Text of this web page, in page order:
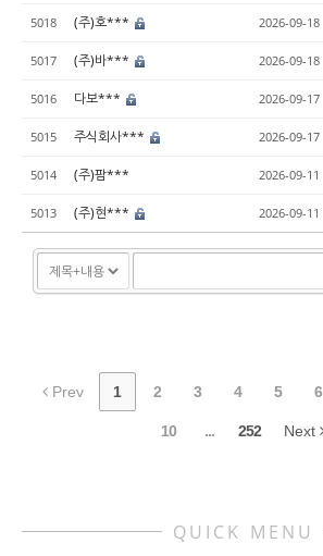
5018 (주)호*** 2026-09-18
5017 (주)바*** 2026-09-18
5016 다보*** 2026-09-17
5015 주식회사*** 2026-09-17
5014 (주)팜*** 2026-09-11
5013 (주)현*** 2026-09-11
Prev 1 2 3 4 5 6
10 ... 252 Next
QUICK MENU